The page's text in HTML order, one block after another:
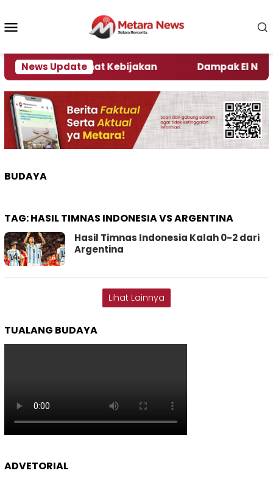
konten
News Update
Kata Pengamat Kebijakan Dampak El Nino,
BUDAYA
TAG:HASIL TIMNAS INDONESIA VS ARGENTINA
Hasil Timnas Indonesia Kalah 0-2 dari
Argentina
Lihat Lainnya
TUALANG BUDAYA
ADVETORIAL